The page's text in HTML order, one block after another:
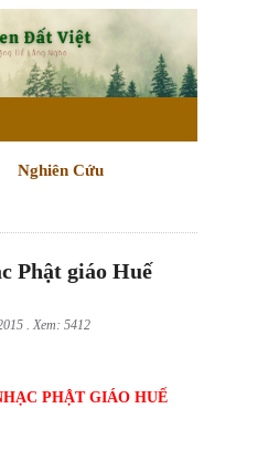
Nghiên Cứu
Phật giáo Huế
. Xem: 5412
PHẬT GIÁO HUẾ